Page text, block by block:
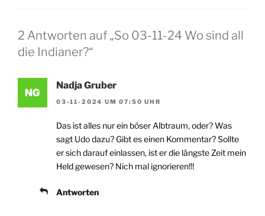
2 Antworten auf „So 03-11-24 Wo sind all
die Indianer?“
Nadja Gruber
03-11-2024 UM 07:50 UHR
Das ist alles nur ein böser Albtraum, oder? Was
sagt Udo dazu? Gibt es einen Kommentar? Sollte
er sich darauf einlassen, ist er die längste Zeit mein
Held gewesen? Nich mal ignorieren!!!
Antworten